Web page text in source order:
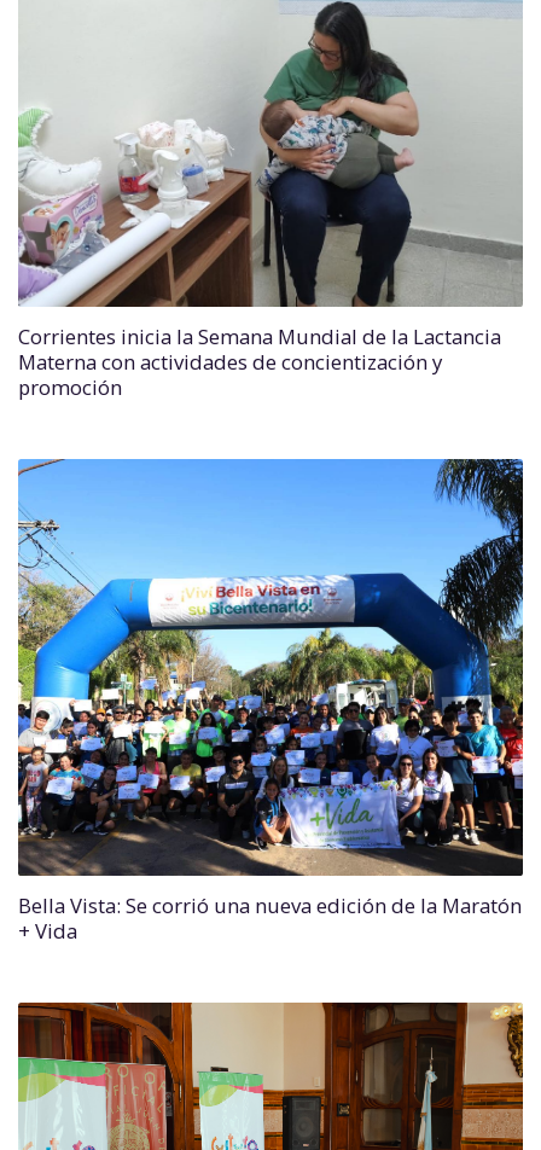
Corrientes inicia la Semana Mundial de la Lactancia
Materna con actividades de concientización y
promoción
Bella Vista: Se corrió una nueva edición de la Maratón
+ Vida